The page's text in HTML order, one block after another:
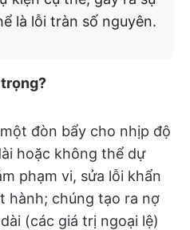
là lỗi tràn số nguyên.
đòn bẩy cho nhịp độ
hoặc không thể dự
phạm vi, sửa lỗi khẩn
hành; chúng tạo ra nợ
(các giá trị ngoại lệ)